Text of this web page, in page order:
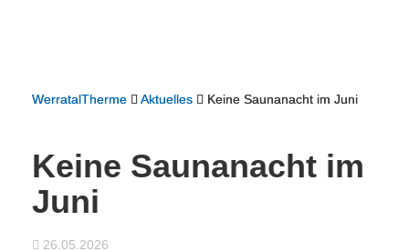
WerratalTherme Aktuelles Keine Saunanacht im Juni
Keine Saunanacht im
Juni
26.05.2026